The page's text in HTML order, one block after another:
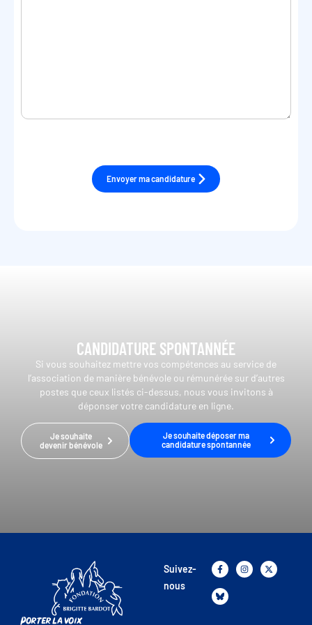
Envoyer ma candidature
CANDIDATURE SPONTANNÉE
Si vous souhaitez mettre vos compétences au service de
l’association de manière bénévole ou rémunérée sur d’autres
postes que ceux listés ci-dessus, nous vous invitons à
déponser votre candidature en ligne.
Je souhaite
devenir bénévole
Je souhaite déposer ma
candidature spontannée
Porter la voix
Suivez-
nous